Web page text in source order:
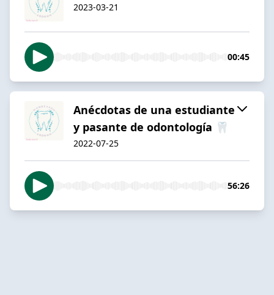
2023-03-21
00:45
Anécdotas de una estudiante
y pasante de odontología 🦷
2022-07-25
56:26